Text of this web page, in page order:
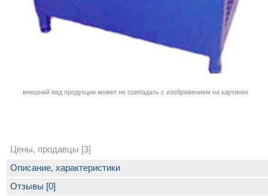
внешний вид продукции может не совпадать с изображением на картинке
Цены, продавцы [3]
Описание, характеристики
Отзывы [0]